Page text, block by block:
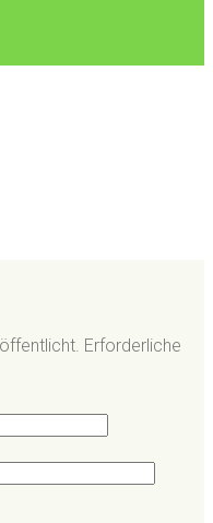
Erforderliche